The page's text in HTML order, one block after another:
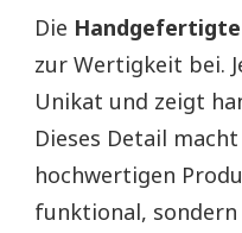
Die
zur Wertigkeit bei.
Unikat und zeigt
Dieses Detail
hochwertigen
funktional,